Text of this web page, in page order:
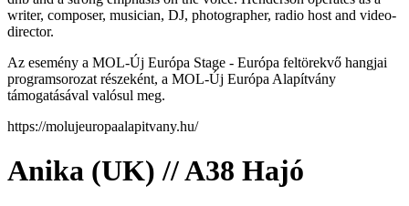
writer, composer, musician, DJ, photographer, radio host and video-
director.
Az esemény a MOL-Új Európa Stage - Európa feltörekvő hangjai
programsorozat részeként, a MOL-Új Európa Alapítvány
támogatásával valósul meg.
https://molujeuropaalapitvany.hu/
Anika (UK) // A38 Hajó